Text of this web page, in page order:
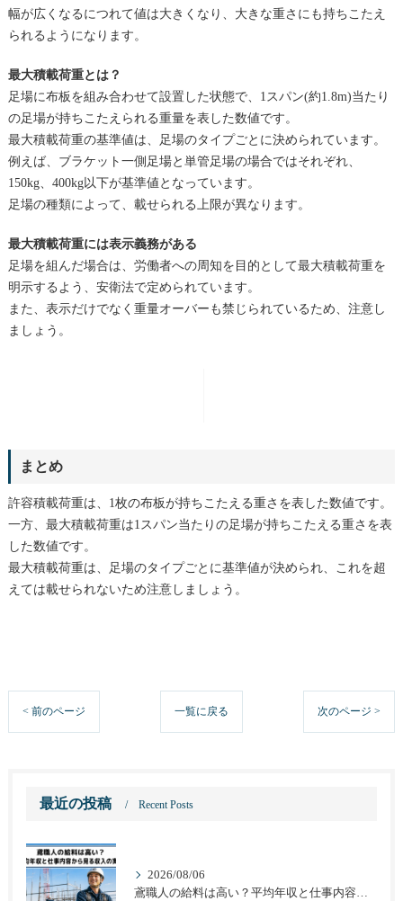
幅が広くなるにつれて値は大きくなり、大きな重さにも持ちこたえ
られるようになります。
最大積載荷重とは？
足場に布板を組み合わせて設置した状態で、1スパン(約1.8m)当たり
の足場が持ちこたえられる重量を表した数値です。
最大積載荷重の基準値は、足場のタイプごとに決められています。
例えば、ブラケット一側足場と単管足場の場合ではそれぞれ、
150kg、400kg以下が基準値となっています。
足場の種類によって、載せられる上限が異なります。
最大積載荷重には表示義務がある
足場を組んだ場合は、労働者への周知を目的として最大積載荷重を
明示するよう、安衛法で定められています。
また、表示だけでなく重量オーバーも禁じられているため、注意し
ましょう。
まとめ
許容積載荷重は、1枚の布板が持ちこたえる重さを表した数値です。
一方、最大積載荷重は1スパン当たりの足場が持ちこたえる重さを表
した数値です。
最大積載荷重は、足場のタイプごとに基準値が決められ、これを超
えては載せられないため注意しましょう。
< 前のページ 一覧に戻る 次のページ >
最近の投稿 Recent Posts
2026/08/06